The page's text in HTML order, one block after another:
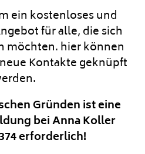
ein kostenloses und
für alle, die sich
möchten. hier können
Kontakte geknüpft
Gründen ist eine
bei Anna Koller
erforderlich!